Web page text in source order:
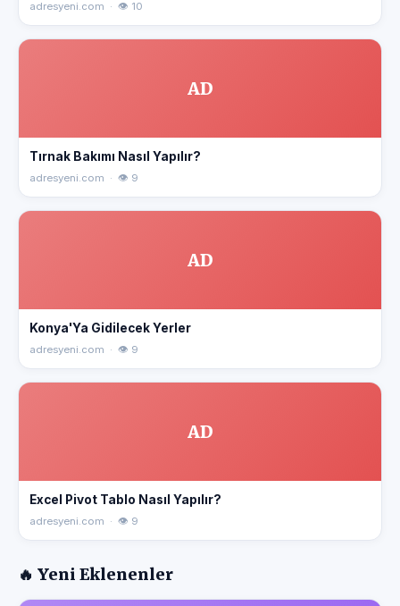
adresyeni.com · 👁 10
AD
Tırnak Bakımı Nasıl Yapılır?
adresyeni.com · 👁 9
AD
Konya'Ya Gidilecek Yerler
adresyeni.com · 👁 9
AD
Excel Pivot Tablo Nasıl Yapılır?
adresyeni.com · 👁 9
🔥 Yeni Eklenenler